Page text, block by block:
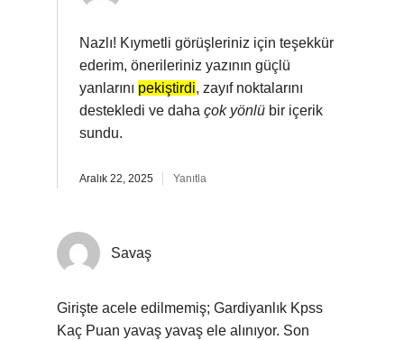
Nazlı! Kıymetli görüşleriniz için teşekkür
ederim, önerileriniz yazının güçlü
yanlarını pekiştirdi, zayıf noktalarını
destekledi ve daha çok yönlü bir içerik
sundu.
Aralık 22, 2025 Yanıtla
Savaş
Girişte acele edilmemiş; Gardiyanlık Kpss
Kaç Puan yavaş yavaş ele alınıyor. Son